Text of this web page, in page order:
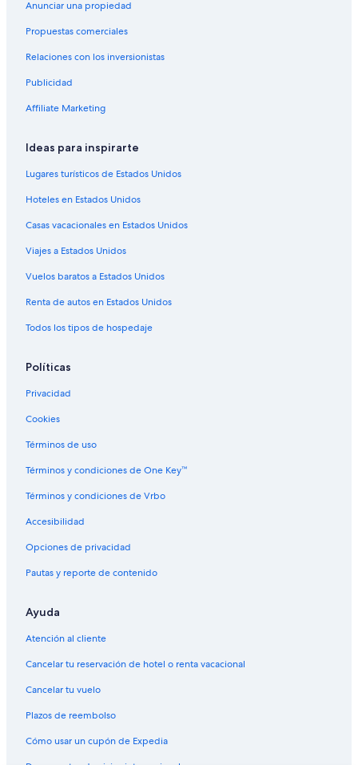
Anunciar una propiedad
Propuestas comerciales
Relaciones con los inversionistas
Publicidad
Affiliate Marketing
Ideas para inspirarte
Lugares turísticos de Estados Unidos
Hoteles en Estados Unidos
Casas vacacionales en Estados Unidos
Viajes a Estados Unidos
Vuelos baratos a Estados Unidos
Renta de autos en Estados Unidos
Todos los tipos de hospedaje
Políticas
Privacidad
Cookies
Términos de uso
Términos y condiciones de One Key™
Términos y condiciones de Vrbo
Accesibilidad
Opciones de privacidad
Pautas y reporte de contenido
Ayuda
Atención al cliente
Cancelar tu reservación de hotel o renta vacacional
Cancelar tu vuelo
Plazos de reembolso
Cómo usar un cupón de Expedia